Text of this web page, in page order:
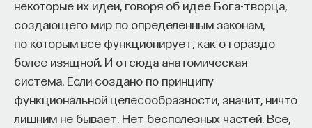
некоторые их идеи, говоря об идее Бога-творца,
создающего мир по определенным законам,
по которым все функционирует, как о гораздо
более изящной. И отсюда анатомическая
система. Если создано по принципу
функциональной целесообразности, значит, ничто
лишним не бывает. Нет бесполезных частей. Все,